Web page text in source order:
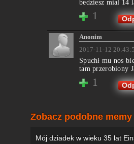
bedziesz mial 14
1
Anonim
2017-11-12
Spuchł mu nos
tam przerobiony
1
Zobacz podobne
Mój dziadek w wieku 35 lat